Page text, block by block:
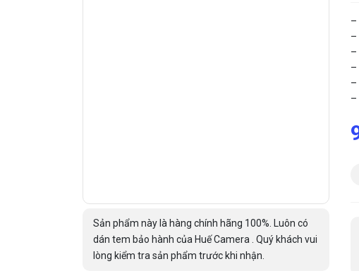
Sản phẩm này là hàng chính hãng 100%. Luôn có
dán tem bảo hành của Huế Camera . Quý khách vui
lòng kiểm tra sản phẩm trước khi nhận.
–
–
–